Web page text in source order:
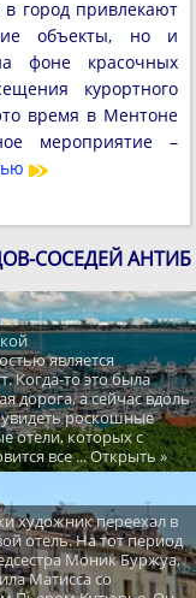
город привлекают
объекты, но и
фоне красочных
курортного
время в Ментоне
мероприятие –
СОСЕДЕЙ АНТИБ
является
Когда-то это была
дорога, а сейчас вдоль
роскошные
отели, которых с
все ... Открыть »
художник переехал в
отель. На тот период
Моник Буржуа,
Матисса со